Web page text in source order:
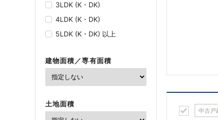
3LDK (K・DK)
4LDK (K・DK)
5LDK (K・DK) 以上
建物面積／専有面積
土地面積
中古戸